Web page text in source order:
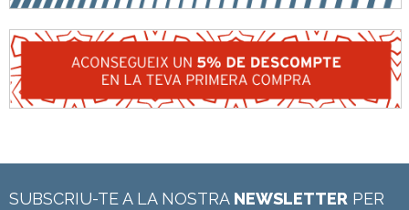
SUBSCRIU-TE A LA NOSTRA NEWSLETTER PER